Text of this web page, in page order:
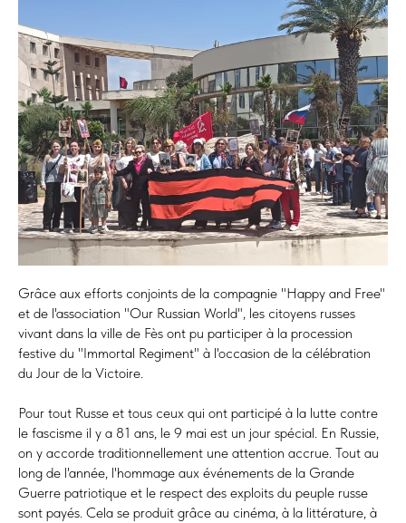
Grâce aux efforts conjoints de la compagnie "Happy and Free"
et de l'association "Our Russian World", les citoyens russes
vivant dans la ville de Fès ont pu participer à la procession
festive du "Immortal Regiment" à l'occasion de la célébration
du Jour de la Victoire.
Pour tout Russe et tous ceux qui ont participé à la lutte contre
le fascisme il y a 81 ans, le 9 mai est un jour spécial. En Russie,
on y accorde traditionnellement une attention accrue. Tout au
long de l'année, l'hommage aux événements de la Grande
Guerre patriotique et le respect des exploits du peuple russe
sont payés. Cela se produit grâce au cinéma, à la littérature, à